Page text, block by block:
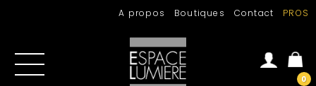
A propos Boutiques Contact PROS
0